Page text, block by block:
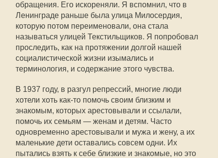
обращения. Его искореняли. Я вспомнил, что в
Ленинграде раньше была улица Милосердия,
которую потом переименовали, она стала
называться улицей Текстильщиков. Я попробовал
проследить, как на протяжении долгой нашей
социалистической жизни изымались и
терминология, и содержание этого чувства.
В 1937 году, в разгул репрессий, многие люди
хотели хоть как-то помочь своим близким и
знакомым, которых арестовывали и ссылали,
помочь их семьям — женам и детям. Часто
одновременно арестовывали и мужа и жену, а их
маленькие дети оставались совсем одни. Их
пытались взять к себе близкие и знакомые, но это